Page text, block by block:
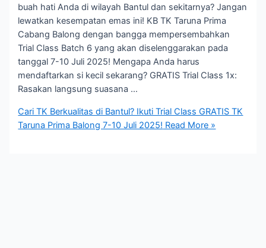
buah hati Anda di wilayah Bantul dan sekitarnya? Jangan
lewatkan kesempatan emas ini! KB TK Taruna Prima
Cabang Balong dengan bangga mempersembahkan
Trial Class Batch 6 yang akan diselenggarakan pada
tanggal 7-10 Juli 2025! Mengapa Anda harus
mendaftarkan si kecil sekarang? GRATIS Trial Class 1x:
Rasakan langsung suasana …
Cari TK Berkualitas di Bantul? Ikuti Trial Class GRATIS TK
Taruna Prima Balong 7-10 Juli 2025! Read More »